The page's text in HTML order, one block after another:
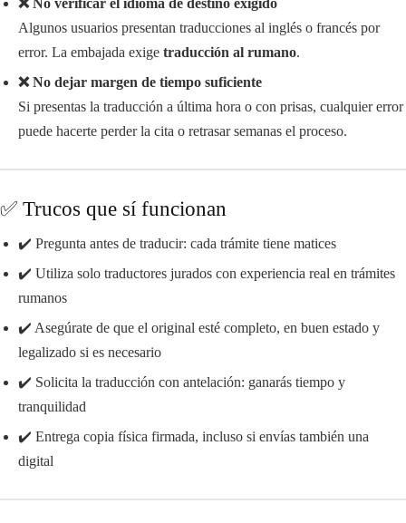
❌ No verificar el idioma de destino exigido
Algunos usuarios presentan traducciones al inglés o francés por
error. La embajada exige traducción al rumano.
❌ No dejar margen de tiempo suficiente
Si presentas la traducción a última hora o con prisas, cualquier error
puede hacerte perder la cita o retrasar semanas el proceso.
✅ Trucos que sí funcionan
✔️ Pregunta antes de traducir: cada trámite tiene matices
✔️ Utiliza solo traductores jurados con experiencia real en trámites
rumanos
✔️ Asegúrate de que el original esté completo, en buen estado y
legalizado si es necesario
✔️ Solicita la traducción con antelación: ganarás tiempo y
tranquilidad
✔️ Entrega copia física firmada, incluso si envías también una
digital